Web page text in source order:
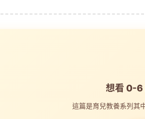
想看 0-6
這篇是育兒教養系列其